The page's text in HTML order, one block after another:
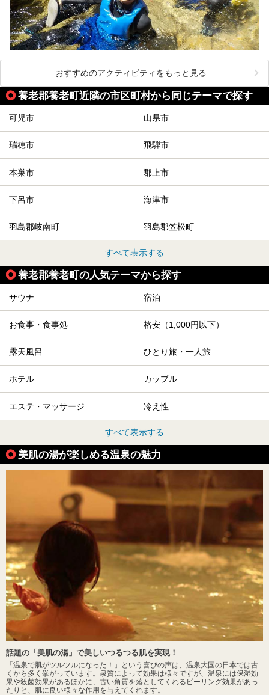
おすすめのアクティビティをもっと見る
養老郡養老町近隣の市区町村から同じテーマで探す
可児市 山県市
瑞穂市 飛騨市
本巣市 郡上市
下呂市 海津市
羽島郡岐南町 羽島郡笠松町
すべて表示する
養老郡養老町の人気テーマから探す
サウナ 宿泊
お食事・食事処 格安（1,000円以下）
露天風呂 ひとり旅・一人旅
ホテル カップル
エステ・マッサージ 冷え性
すべて表示する
美肌の湯が楽しめる温泉の魅力
話題の「美肌の湯」で美しいつるつる肌を実現！
「温泉で肌がツルツルになった！」という喜びの声は、温泉大国の日本では古
くから多く挙がっています。泉質によって効果は様々ですが、温泉には保湿効
果や殺菌効果があるほかに、古い角質を落としてくれるピーリング効果があっ
たりと、肌に良い様々な作用を与えてくれます。